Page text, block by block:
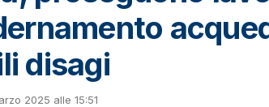
disagi
2025 alle 15:51